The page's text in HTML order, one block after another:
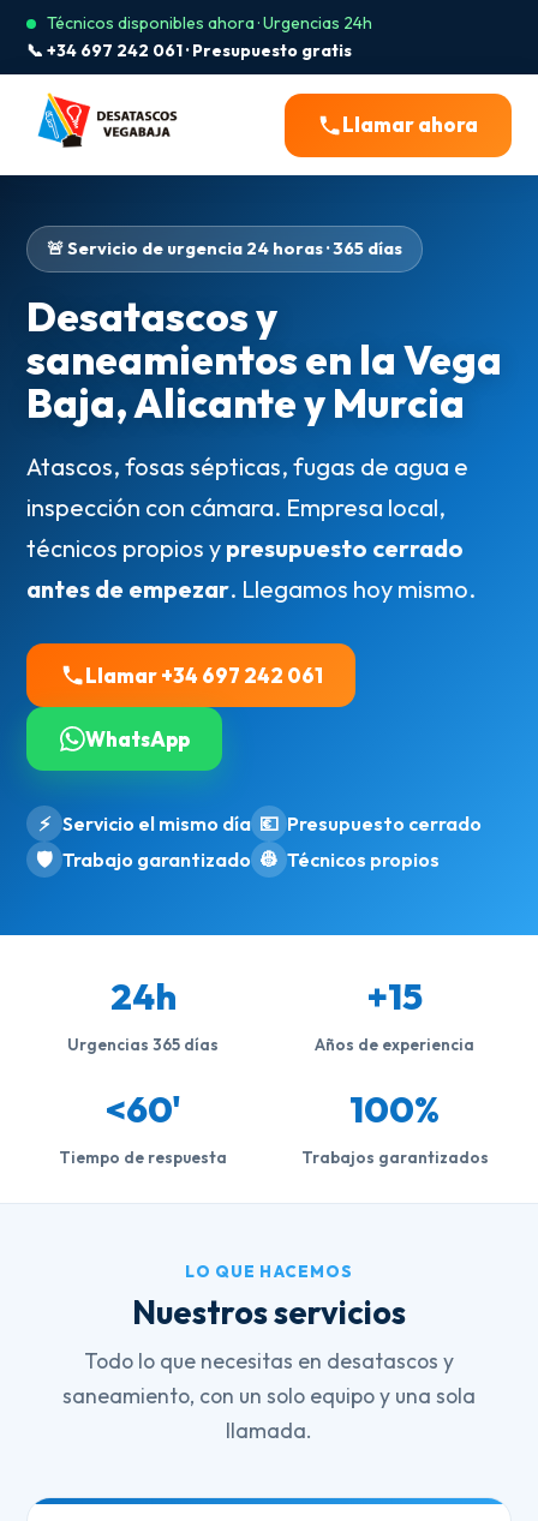
Técnicos disponibles ahora · Urgencias 24h
📞 +34 697 242 061 · Presupuesto gratis
Llamar ahora
🚨 Servicio de urgencia 24 horas · 365 días
Desatascos y
saneamientos en la Vega
Baja, Alicante y Murcia
Atascos, fosas sépticas, fugas de agua e
inspección con cámara. Empresa local,
técnicos propios y presupuesto cerrado
antes de empezar. Llegamos hoy mismo.
Llamar +34 697 242 061
WhatsApp
⚡ Servicio el mismo día 💶 Presupuesto cerrado
🛡️ Trabajo garantizado 👷 Técnicos propios
24h
Urgencias 365 días
+15
Años de experiencia
<60'
Tiempo de respuesta
100%
Trabajos garantizados
LO QUE HACEMOS
Nuestros servicios
Todo lo que necesitas en desatascos y
saneamiento, con un solo equipo y una sola
llamada.